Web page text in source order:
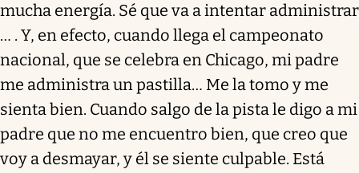
mucha energía. Sé que va a intentar administrar
… . Y, en efecto, cuando llega el campeonato
nacional, que se celebra en Chicago, mi padre
me administra un pastilla… Me la tomo y me
sienta bien. Cuando salgo de la pista le digo a mi
padre que no me encuentro bien, que creo que
voy a desmayar, y él se siente culpable. Está